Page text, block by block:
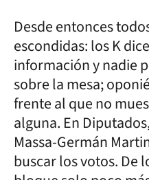
Desde entonces
escondidas: los K
información y nadie
sobre la mesa;
frente al que no
alguna. En
Massa-Germán
buscar los votos. De